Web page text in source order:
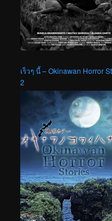
เร็วๆ นี้ – Okinawan Horror
2